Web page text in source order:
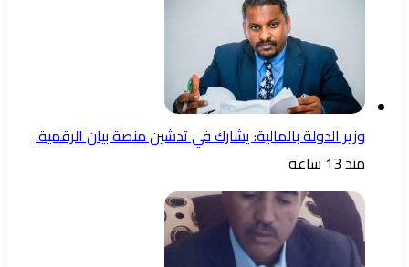
وزير الدولة بالمالية: يشارك في تدشين منصة بيان الرقمية.
منذ 13 ساعة